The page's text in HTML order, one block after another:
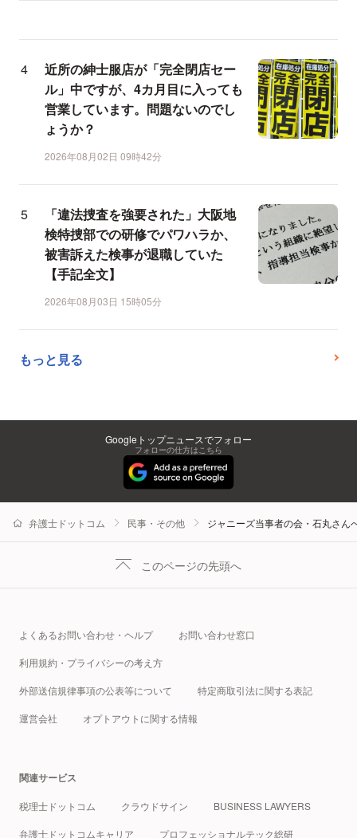
近所の紳士服店が「完全閉店セー
ル」中ですが、4カ月目に入っても
営業しています。問題ないのでし
ょうか？
2026年08月02日 09時42分
「違法捜査を強要された」大阪地
検特捜部での研修でパワハラか、
被害訴えた検事が退職していた
【手記全文】
2026年08月03日 15時05分
もっと見る
Googleトップニュースでフォロー
フォローの仕方はこちら
弁護士ドットコム 民事・その他 ジャニーズ当事者の会・石丸さん
このページの先頭へ
よくあるお問い合わせ・ヘルプ お問い合わせ窓口
利用規約・プライバシーの考え方
外部送信規律事項の公表等について 特定商取引法に関する表記
運営会社 オプトアウトに関する情報
関連サービス
税理士ドットコム クラウドサイン BUSINESS LAWYERS
弁護士ドットコムキャリア プロフェッショナルテック総研